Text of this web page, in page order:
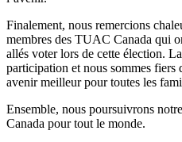
Finalement, nous remercions
membres des TUAC Canada qui
allés voter lors de cette élection.
participation et nous sommes fiers
avenir meilleur pour toutes les
Ensemble, nous poursuivrons
Canada pour tout le monde.